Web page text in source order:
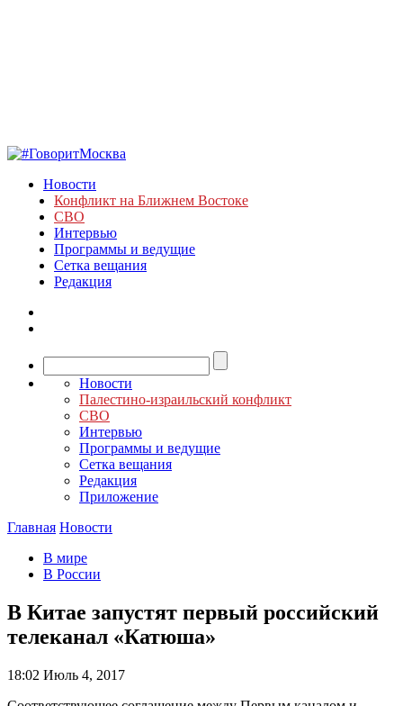
Новости
Конфликт на Ближнем Востоке
СВО
Интервью
Программы и ведущие
Сетка вещания
Редакция
Новости
Палестино-израильский конфликт
СВО
Интервью
Программы и ведущие
Сетка вещания
Редакция
Приложение
Главная Новости
В мире
В России
В Китае запустят первый российский
телеканал «Катюша»
18:02 Июль 4, 2017